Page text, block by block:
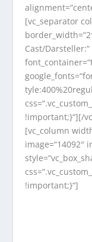
[vc_separator
Cast/Darsteller:“
!important;}“][/
[vc_column
image=“14092″
!important;}“]